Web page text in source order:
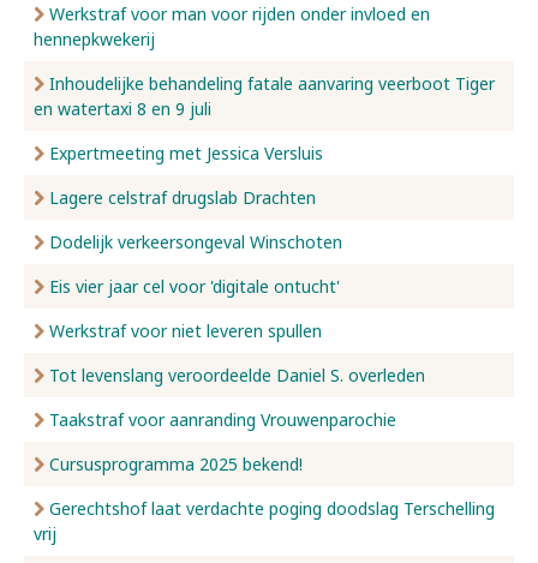
Werkstraf voor man voor rijden onder invloed en
hennepkwekerij
Inhoudelijke behandeling fatale aanvaring veerboot Tiger
en watertaxi 8 en 9 juli
Expertmeeting met Jessica Versluis
Lagere celstraf drugslab Drachten
Dodelijk verkeersongeval Winschoten
Eis vier jaar cel voor 'digitale ontucht'
Werkstraf voor niet leveren spullen
Tot levenslang veroordeelde Daniel S. overleden
Taakstraf voor aanranding Vrouwenparochie
Cursusprogramma 2025 bekend!
Gerechtshof laat verdachte poging doodslag Terschelling
vrij